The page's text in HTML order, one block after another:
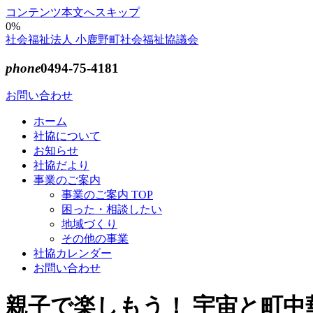
コンテンツ本文へスキップ
0%
社会福祉法人 小鹿野町社会福祉協議会
phone0494-75-4181
お問い合わせ
ホーム
社協について
お知らせ
社協だより
事業のご案内
事業のご案内 TOP
困った・相談したい
地域づくり
その他の事業
社協カレンダー
お問い合わせ
親子で楽しもう！ 宇宙と町中